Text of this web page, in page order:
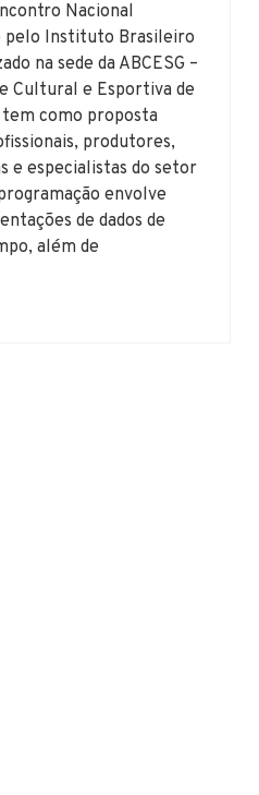
Nacional
pelo Instituto Brasileiro
na sede da ABCESG –
Cultural e Esportiva de
como proposta
produtores,
e especialistas do setor
envolve
de dados de
além de